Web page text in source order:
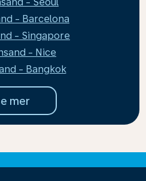
- Barcelona
- Singapore
- Nice
- Bangkok
mer